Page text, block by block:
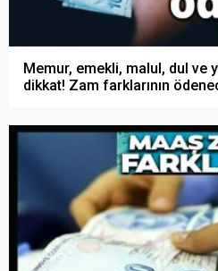
Memur, emekli, malul, dul ve
dikkat! Zam farklarının